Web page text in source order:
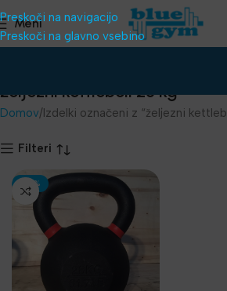
Preskoči na navigacijo
Preskoči na glavno vsebino
Meni
željezni kettlebell 28 kg
Domov Izdelki označeni z “željezni
Filteri
-30%